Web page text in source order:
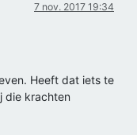
7 nov. 2017 19:34
Heeft dat iets te
die krachten